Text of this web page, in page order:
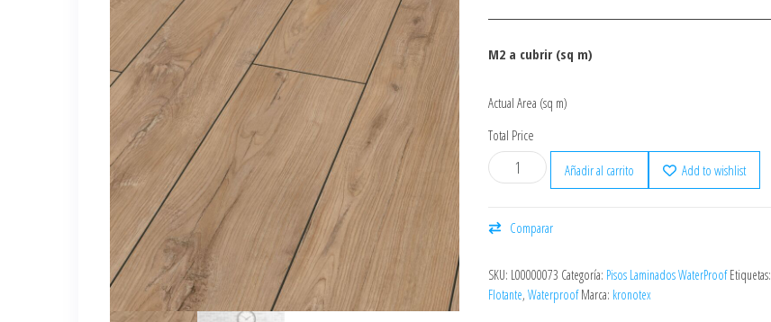
M2 a cubrir (sq m)
Actual Area (sq m)
Total Price
Añadir al carrito
Add to wishlist
Comparar
SKU: L00000073 Categoría: Pisos Laminados WaterProof Etiquetas:
Flotante, Waterproof Marca: kronotex